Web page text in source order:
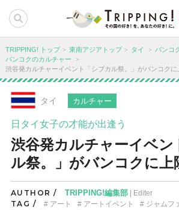
TRIPPING! トップ 東南アジアトップ タイ
バンコ
バンコクのカルチャー
渋谷発カルチャーイベント「シブカル祭。」がバンコクに
タイ カルチャー
日タイ女子の才能が出逢う
渋谷発カルチャーイベン
ル祭。」がバンコクに上
AUTHOR / TRIPPING!編集部| Editer
TAG / アート アートイベント
ジャムフ